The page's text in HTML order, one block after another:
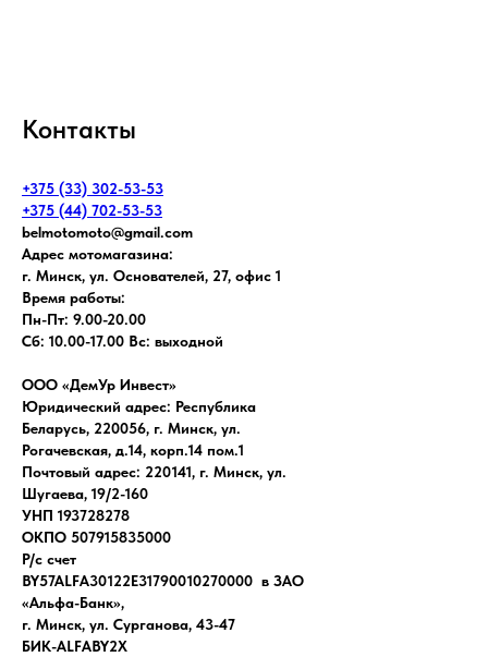
Контакты
+375 (33) 302-53-53
+375 (44) 702-53-53
belmotomoto@gmail.com
Адрес мотомагазина:
г. Минск, ул. Основателей, 27, офис 1
Время работы:
Пн-Пт: 9.00-20.00
Сб: 10.00-17.00 Вс: выходной
ООО «ДемУр Инвест»
Юридический адрес: Республика
Беларусь, 220056, г. Минск, ул.
Рогачевская, д.14, корп.14 пом.1
Почтовый адрес: 220141, г. Минск, ул.
Шугаева, 19/2-160
УНП 193728278
ОКПО 507915835000
Р/с счет
BY57ALFA30122E31790010270000 в ЗАО
«Альфа-Банк»,
г. Минск, ул. Сурганова, 43-47
БИК-ALFABY2X